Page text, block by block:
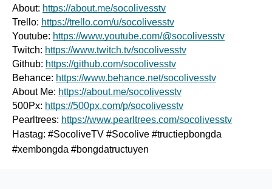
About: https://about.me/socolivesstv
Trello: https://trello.com/u/socolivesstv
Youtube: https://www.youtube.com/@socolivesstv
Twitch: https://www.twitch.tv/socolivesstv
Github: https://github.com/socolivesstv
Behance: https://www.behance.net/socolivesstv
About Me: https://about.me/socolivesstv
500Px: https://500px.com/p/socolivesstv
Pearltrees: https://www.pearltrees.com/socolivesstv
Hastag: #SocoliveTV #Socolive #tructiepbongda
#xembongda #bongdatructuyen